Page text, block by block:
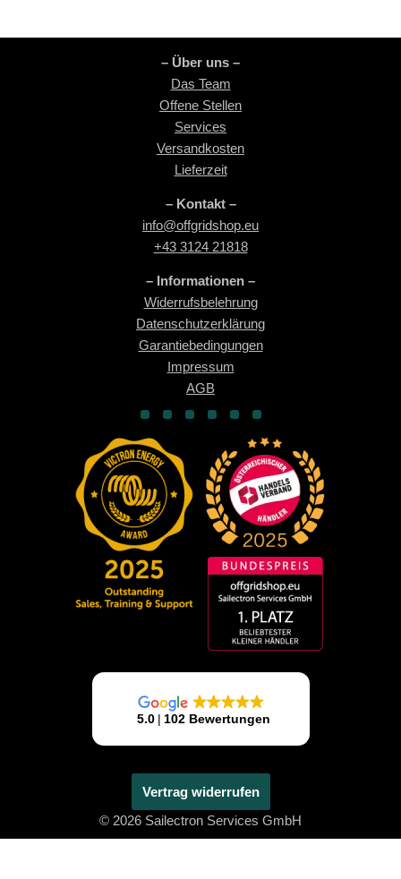
– Über uns –
Das Team
Offene Stellen
Services
Versandkosten
Lieferzeit
– Kontakt –
info@offgridshop.eu
+43 3124 21818
– Informationen –
Widerrufsbelehrung
Datenschutzerklärung
Garantiebedingungen
Impressum
AGB
Vertrag widerrufen
© 2026 Sailectron Services GmbH